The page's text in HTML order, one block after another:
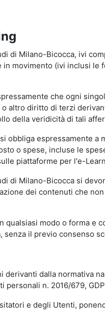
di Milano-Bicocca, ivi
movimento (ivi inclusi
che ogni
diritto di terzi
della veridicità di tali
espressamente
o spese, incluse le
piattaforme per l'e-
di Milano-Bicocca si
dei contenuti che
modo o forma e
senza il previo consenso
dalla normativa
n. 2016/679,
e degli Utenti,